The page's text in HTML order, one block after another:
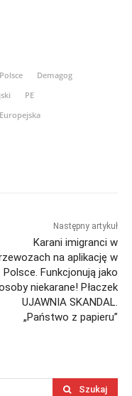
Demagog
PE
Następny artykuł
Karani imigranci w
na aplikację w
Polsce. Funkcjonują jako
niekarane! Płaczek
UJAWNIA SKANDAL.
„Państwo z papieru”
Szukaj